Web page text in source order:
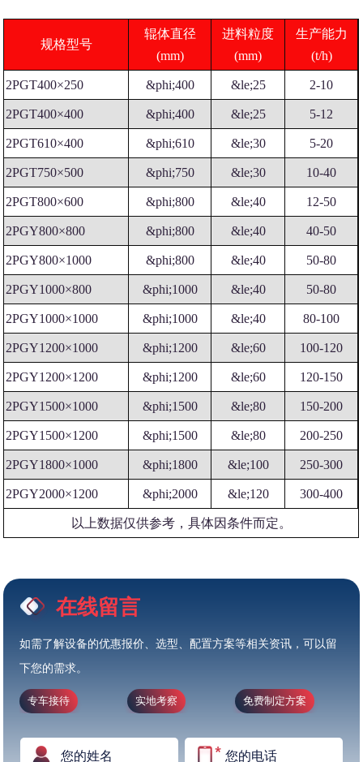
规格型号
辊体直径
(mm)
进料粒度
(mm)
生产能力
(t/h)
2PGT400×250 &phi;400 &le;25 2-10
2PGT400×400 &phi;400 &le;25 5-12
2PGT610×400 &phi;610 &le;30 5-20
2PGT750×500 &phi;750 &le;30 10-40
2PGT800×600 &phi;800 &le;40 12-50
2PGY800×800 &phi;800 &le;40 40-50
2PGY800×1000 &phi;800 &le;40 50-80
2PGY1000×800 &phi;1000 &le;40 50-80
2PGY1000×1000 &phi;1000 &le;40 80-100
2PGY1200×1000 &phi;1200 &le;60 100-120
2PGY1200×1200 &phi;1200 &le;60 120-150
2PGY1500×1000 &phi;1500 &le;80 150-200
2PGY1500×1200 &phi;1500 &le;80 200-250
2PGY1800×1000 &phi;1800 &le;100 250-300
2PGY2000×1200 &phi;2000 &le;120 300-400
以上数据仅供参考，具体因条件而定。
在线留言
如需了解设备的优惠报价、选型、配置方案等相关资讯，可以留
下您的需求。
专车接待 实地考察 免费制定方案